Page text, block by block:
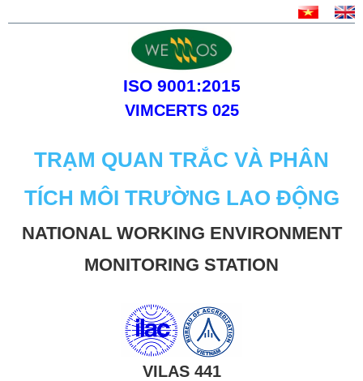
ISO 9001:2015
VIMCERTS 025
TRẠM QUAN TRẮC VÀ PHÂN
TÍCH MÔI TRƯỜNG LAO ĐỘNG
NATIONAL WORKING ENVIRONMENT
MONITORING STATION
VILAS 441